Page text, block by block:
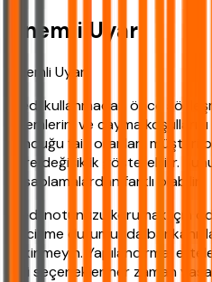
Önemli Uyarı
Önemli Uyarı
Kredi kullanmadan önce
kalemlerini ve cayma
sunduğu faiz oranları, müşteri
göre değişiklik gösterebilir.
hesaplamalardan farklı olabilir.
Kredi notunuzu korumak için
Gecikme durumunda
çekinmeyin. Yapılandırma,
gibi seçenekler her zaman